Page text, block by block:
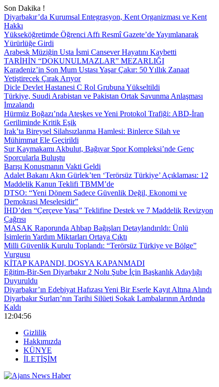
Son Dakika !
Diyarbakır’da Kurumsal Entegrasyon, Kent Organizması ve Kent
Hakkı
Yükseköğretimde Öğrenci Affı Resmî Gazete’de Yayımlanarak
Yürürlüğe Girdi
Arabesk Müziğin Usta İsmi Cansever Hayatını Kaybetti
TARİHİN “DOKUNULMAZLAR” MEZARLIĞI
Karadeniz’in Son Mum Ustası Yaşar Çakır: 50 Yıllık Zanaat
Yetiştirecek Çırak Arıyor
Dicle Devlet Hastanesi C Rol Grubuna Yükseltildi
Türkiye, Suudi Arabistan ve Pakistan Ortak Savunma Anlaşması
İmzalandı
Hürmüz Boğazı’nda Ateşkes ve Yeni Protokol Trafiği: ABD-İran
Geriliminde Kritik Eşik
Irak’ta Bireysel Silahsızlanma Hamlesi: Binlerce Silah ve
Mühimmat Ele Geçirildi
Sur Kaymakamı Akbulut, Bağıvar Spor Kompleksi’nde Genç
Sporcularla Buluştu
Barışı Konuşmanın Vakti Geldi
Adalet Bakanı Akın Gürlek’ten ‘Terörsüz Türkiye’ Açıklaması: 12
Maddelik Kanun Teklifi TBMM’de
DTSO: “Yeni Dönem Sadece Güvenlik Değil, Ekonomi ve
Demokrasi Meselesidir”
İHD’den “Çerçeve Yasa” Teklifine Destek ve 7 Maddelik Revizyon
Çağrısı
MASAK Raporunda Ahbap Bağışları Detaylandırıldı: Ünlü
İsimlerin Yardım Miktarları Ortaya Çıktı
Milli Güvenlik Kurulu Toplandı: “Terörsüz Türkiye ve Bölge”
Vurgusu
KİTAP KAPANDI, DOSYA KAPANMADI
Eğitim-Bir-Sen Diyarbakır 2 Nolu Şube İçin Başkanlık Adaylığı
Duyuruldu
Diyarbakır’ın Edebiyat Hafızası Yeni Bir Eserle Kayıt Altına Alındı
Diyarbakır Surları’nın Tarihi Silüeti Sokak Lambalarının Ardında
Kaldı
12:04:57
Gizlilik
Hakkımızda
KÜNYE
İLETİŞİM